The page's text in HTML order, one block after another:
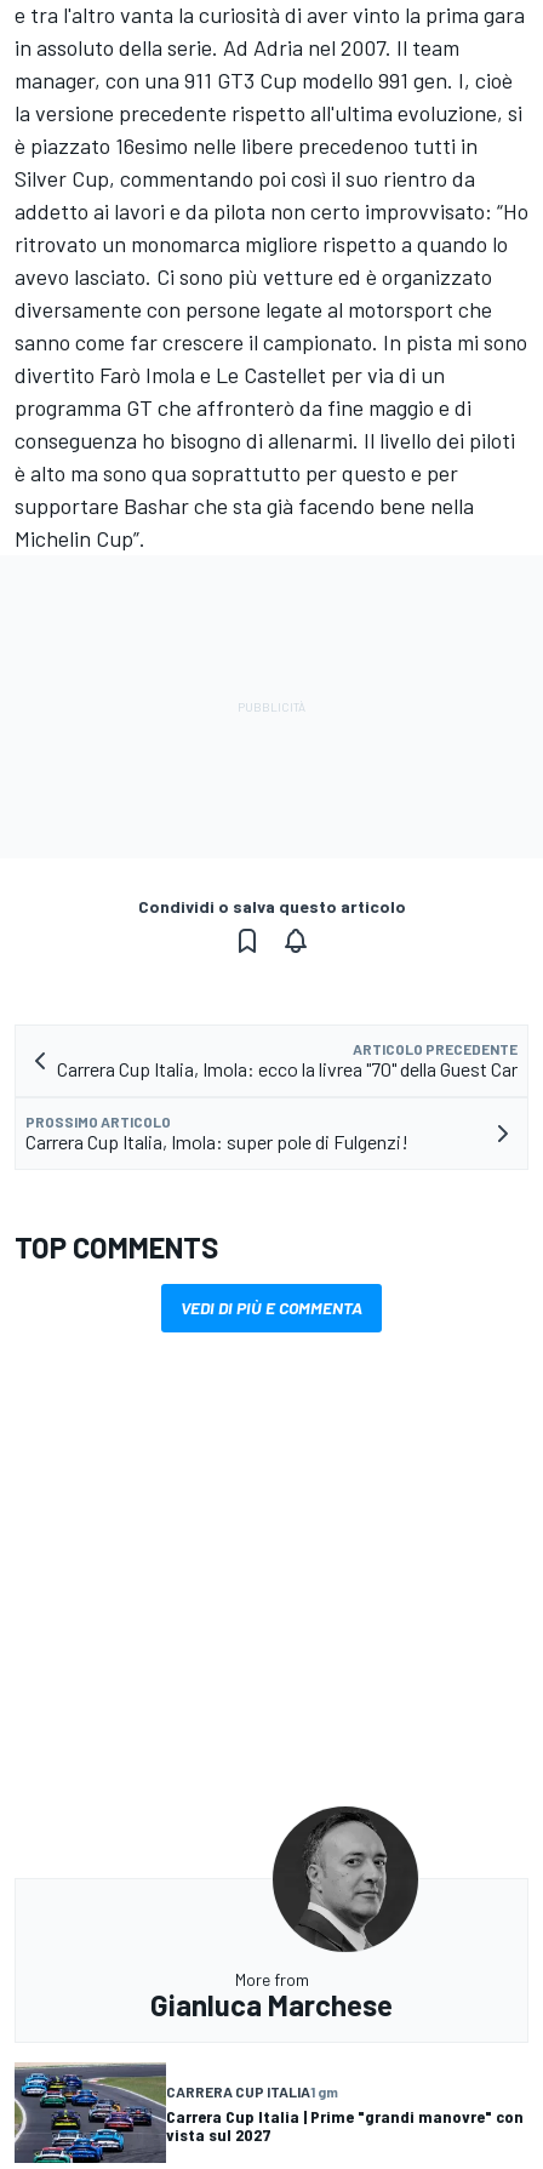
e tra l'altro vanta la curiosità di aver vinto la prima gara
in assoluto della serie. Ad Adria nel 2007. Il team
manager, con una 911 GT3 Cup modello 991 gen. I, cioè
la versione precedente rispetto all'ultima evoluzione, si
è piazzato 16esimo nelle libere precedenoo tutti in
Silver Cup, commentando poi così il suo rientro da
addetto ai lavori e da pilota non certo improvvisato: “Ho
ritrovato un monomarca migliore rispetto a quando lo
avevo lasciato. Ci sono più vetture ed è organizzato
diversamente con persone legate al motorsport che
sanno come far crescere il campionato. In pista mi sono
divertito Farò Imola e Le Castellet per via di un
programma GT che affronterò da fine maggio e di
conseguenza ho bisogno di allenarmi. Il livello dei piloti
è alto ma sono qua soprattutto per questo e per
supportare Bashar che sta già facendo bene nella
Michelin Cup”.
Condividi o salva questo articolo
ARTICOLO PRECEDENTE
Carrera Cup Italia, Imola: ecco la livrea "70" della Guest Car
PROSSIMO ARTICOLO
Carrera Cup Italia, Imola: super pole di Fulgenzi!
TOP COMMENTS
VEDI DI PIÙ E COMMENTA
More from
Gianluca Marchese
CARRERA CUP ITALIA1 gm
Carrera Cup Italia | Prime "grandi manovre" con
vista sul 2027